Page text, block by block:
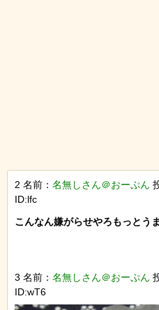
2 名前： 名無しさん＠おーぷん
ID:lfc
こんなん嫌がらせやろもっとう
3 名前： 名無しさん＠おーぷん
ID:wT6